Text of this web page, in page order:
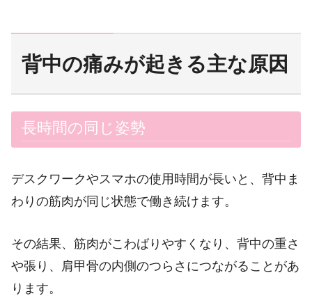
背中の痛みが起きる主な原因
長時間の同じ姿勢
デスクワークやスマホの使用時間が長いと、背中ま
わりの筋肉が同じ状態で働き続けます。
その結果、筋肉がこわばりやすくなり、背中の重さ
や張り、肩甲骨の内側のつらさにつながることがあ
ります。